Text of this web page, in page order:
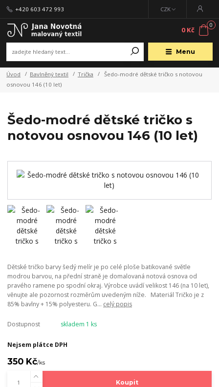
Menu
CZK
+420 603 472 993
0
0 Kč
Úvod Bavlněný textil Trička
Šedo-modré dětské tričko s notovou
osnovou 146 (10 let)
Šedo-modré dětské tričko s
notovou osnovou 146 (10 let)
Dětské tričko barvy šedý melír je po celé ploše batikované světle
modrou barvou, na přední straně je domalovaná notová osnova od
pravého ramene po spodní okraj. Výrobce uvádí velikost 146 (na 10 let),
věnujte ale pozornost rozměrům uvedeným níže. Materiál Tričko je z
85% bavlny + 15% polyesteru. G... celý popis
Dostupnost skladem 1 ks
Nejsem plátce DPH
350 Kč/ks
Koupit